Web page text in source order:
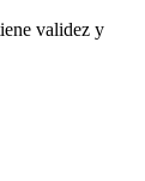
validez y